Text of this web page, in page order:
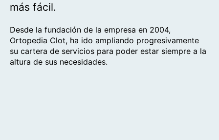
más fácil.
Desde la fundación de la empresa en 2004,
Ortopedia Clot, ha ido ampliando progresivamente
su cartera de servicios para poder estar siempre a la
altura de sus necesidades.